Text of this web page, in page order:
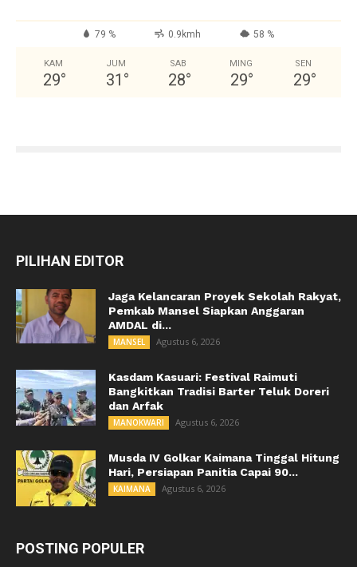
79 % 0.9kmh 58 %
KAM
29°
JUM
31 °
SAB
28°
MING
29°
SEN
29°
PILIHAN EDITOR
Jaga Kelancaran Proyek Sekolah Rakyat,
Pemkab Mansel Siapkan Anggaran
AMDAL di...
MANSEL Agustus 6, 2026
Kasdam Kasuari: Festival Raimuti
Bangkitkan Tradisi Barter Teluk Doreri
dan Arfak
MANOKWARI Agustus 6, 2026
Musda IV Golkar Kaimana Tinggal Hitung
Hari, Persiapan Panitia Capai 90...
KAIMANA Agustus 6, 2026
POSTING POPULER